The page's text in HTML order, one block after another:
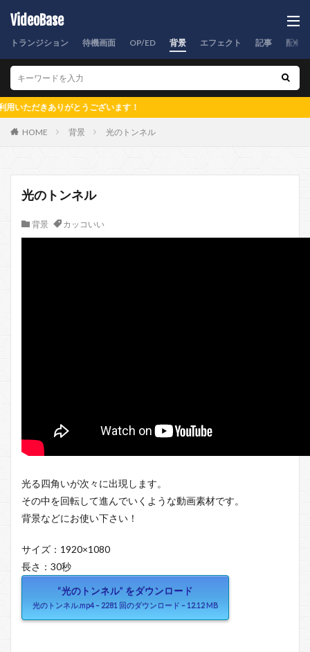
VideoBase
トランジション 待機画面 OP/ED 背景 エフェクト 記事 配信
ありがとうございます！
HOME 背景 光のトンネル
光のトンネル
背景 カッコいい
光る四角いが次々に出現します。
その中を回転して進んでいくような動画素材です。
背景などにお使い下さい！
サイズ：1920×1080
長さ：30秒
“光のトンネル” をダウンロード
光のトンネル.mp4 – 2281 回のダウンロード – 12.12 MB